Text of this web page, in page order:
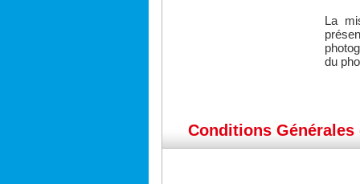
La
du
Conditions Générales